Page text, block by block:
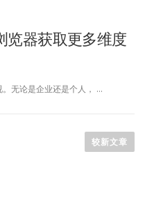
览器获取更多维度
无论是企业还是个人， …
较新文章